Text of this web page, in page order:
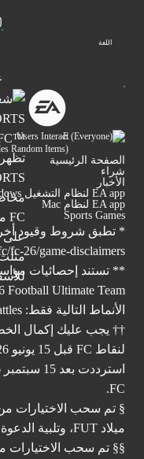
اللغة
Users Interact
Random Items)
الصفحة الرئيسية
شراء
الأخبار
EA app لنظام التشغيل Windows
EA app لنظام Mac
Sports Games
* تطبق شروط وقيود
fc-26/game-disclaimers
الأنماط التالية فقط: Squad Battles و Rivals والأبطال و Draft.
†† يجب عليك إكمال
FC.
ميلاد FUT، وتلبية الدعوة، والطريق إلى نهائي UEFA.